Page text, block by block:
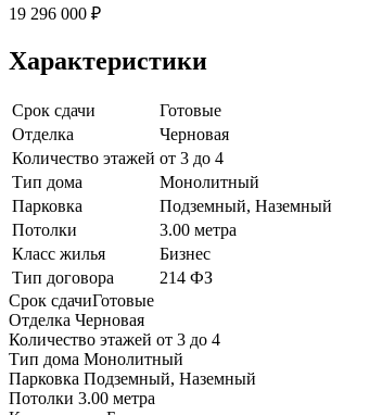
19 296 000 ₽
Характеристики
Срок сдачи
Готовые
Отделка
Черновая
Количество этажей от 3 до 4
Тип дома
Монолитный
Парковка
Подземный, Наземный
Потолки
3.00 метра
Класс жилья
Бизнес
Тип договора
214 ФЗ
Срок сдачиГотовые
Отделка Черновая
Количество этажей от 3 до 4
Тип дома Монолитный
Парковка Подземный, Наземный
Потолки 3.00 метра